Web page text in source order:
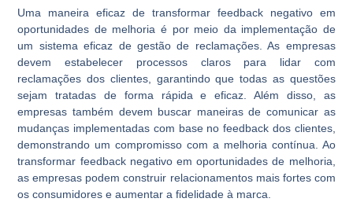
Uma maneira eficaz de transformar feedback negativo em
oportunidades de melhoria é por meio da implementação de
um sistema eficaz de gestão de reclamações. As empresas
devem estabelecer processos claros para lidar com
reclamações dos clientes, garantindo que todas as questões
sejam tratadas de forma rápida e eficaz. Além disso, as
empresas também devem buscar maneiras de comunicar as
mudanças implementadas com base no feedback dos clientes,
demonstrando um compromisso com a melhoria contínua. Ao
transformar feedback negativo em oportunidades de melhoria,
as empresas podem construir relacionamentos mais fortes com
os consumidores e aumentar a fidelidade à marca.